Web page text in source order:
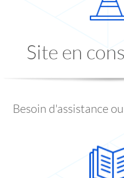
Site en
Besoin d'assistance